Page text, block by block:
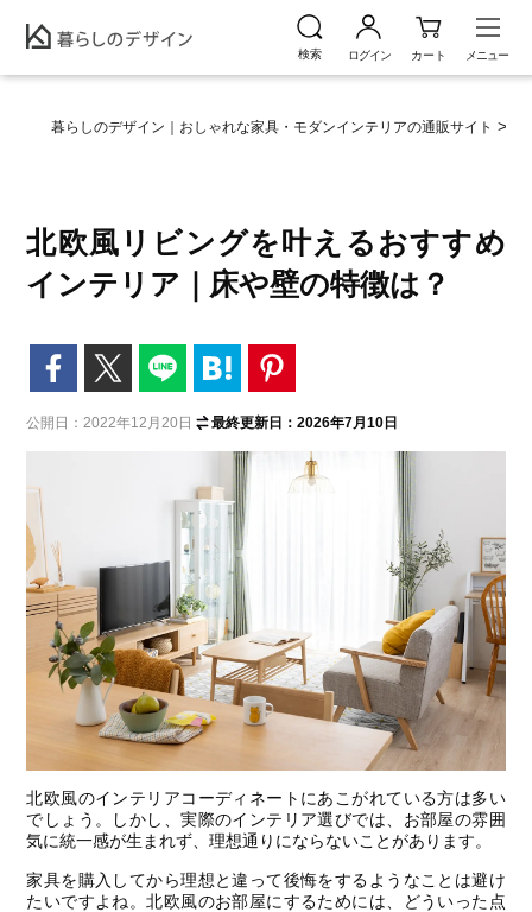
暮らしのデザイン｜おしゃれな家具・モダンインテリアの通販サイト
北欧風リビングを叶えるおすすめ
インテリア｜床や壁の特徴は？
公開日：2022年12月20日 最終更新日：2026年7月10日
北欧風のインテリアコーディネートにあこがれている方は多い
でしょう。しかし、実際のインテリア選びでは、お部屋の雰囲
気に統一感が生まれず、理想通りにならないことがあります。
家具を購入してから理想と違って後悔をするようなことは避け
たいですよね。北欧風のお部屋にするためには、どういった点